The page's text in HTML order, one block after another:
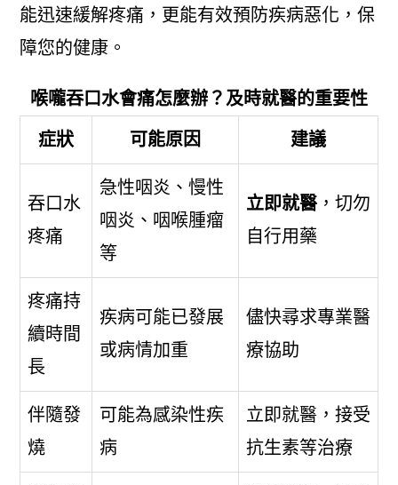
能迅速緩解疼痛，更能有效預防疾病惡化，保
障您的健康。
喉嚨吞口水會痛怎麼辦？及時就醫的重要性
症狀 可能原因 建議
吞口水
疼痛
急性咽炎、慢性
咽炎、咽喉腫瘤
等
立即就醫，切勿
自行用藥
疼痛持
續時間
長
疾病可能已發展
或病情加重
儘快尋求專業醫
療協助
伴隨發
燒
可能為感染性疾
病
立即就醫，接受
抗生素等治療